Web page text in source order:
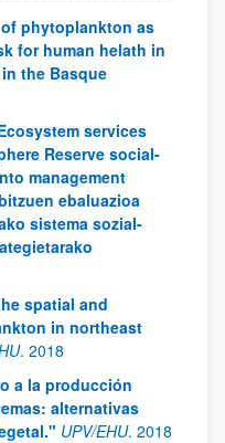
phytoplankton as
for human helath in
the Basque
services
Reserve social-
management
ebaluazioa
sistema sozial-
spatial and
in northeast
. 2018
a la producción
alternativas
UPV/EHU. 2018